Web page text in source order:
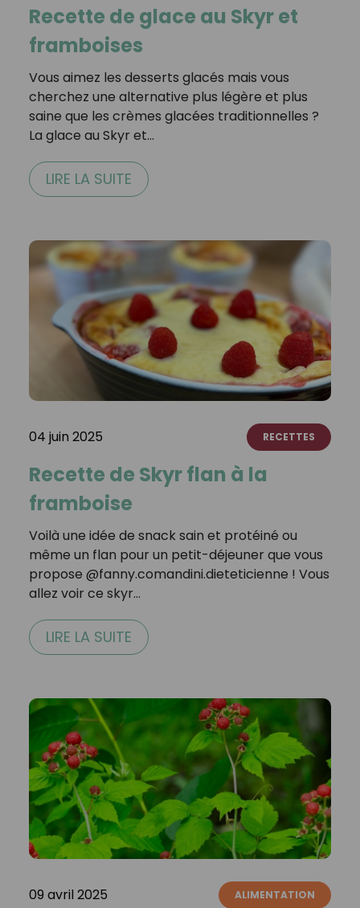
Recette de glace au Skyr et
framboises
Vous aimez les desserts glacés mais vous
cherchez une alternative plus légère et plus
saine que les crèmes glacées traditionnelles ?
La glace au Skyr et…
LIRE LA SUITE
04 juin 2025 RECETTES
Recette de Skyr flan à la
framboise
Voilà une idée de snack sain et protéiné ou
même un flan pour un petit-déjeuner que vous
propose @fanny.comandini.dieteticienne ! Vous
allez voir ce skyr…
LIRE LA SUITE
09 avril 2025 ALIMENTATION